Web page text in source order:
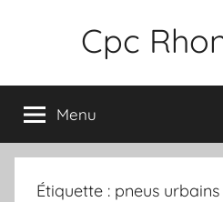
Cpc
Menu
Étiquette : pneus urbains